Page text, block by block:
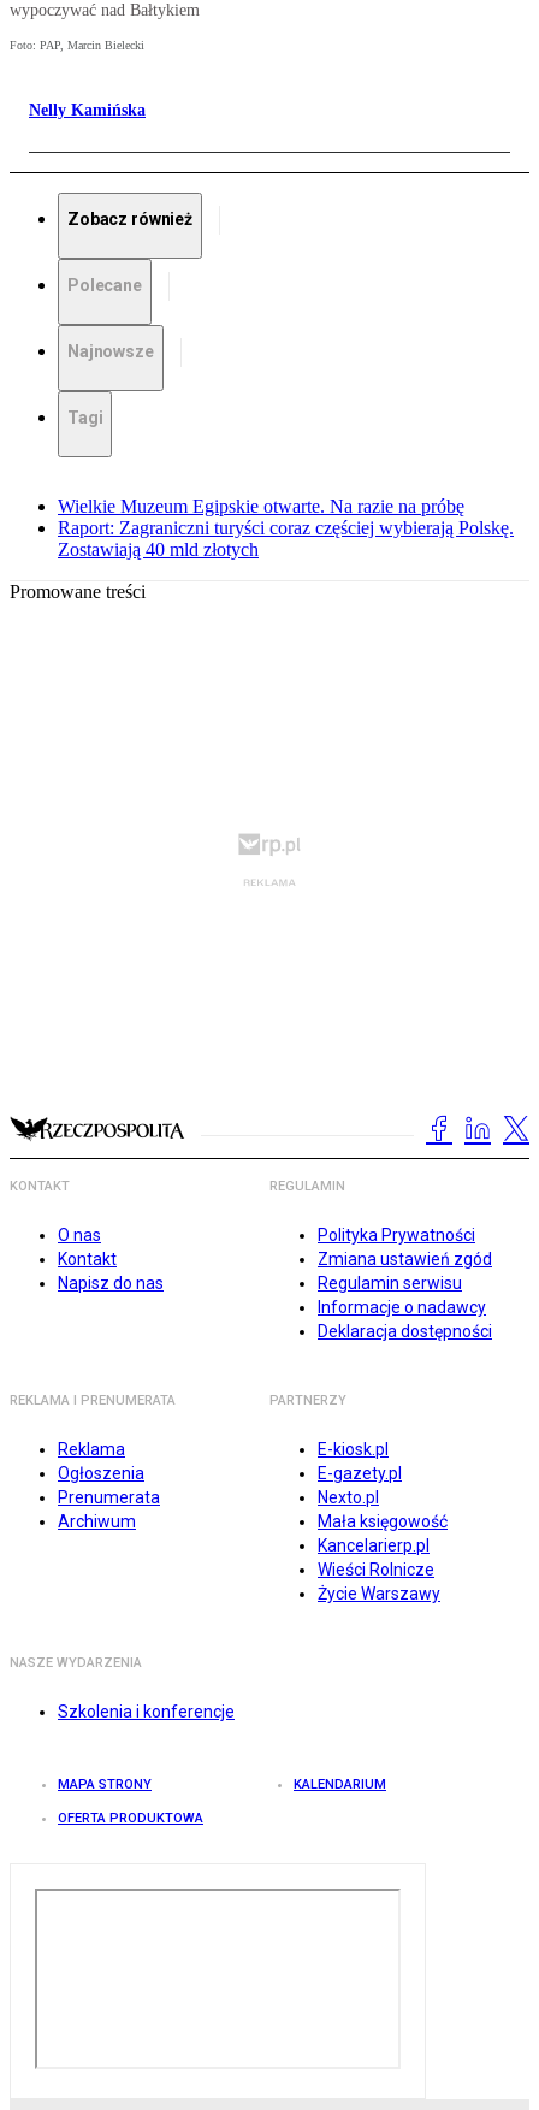
wypoczywać nad Bałtykiem
Foto: PAP, Marcin Bielecki
Nelly Kamińska
Zobacz również
Polecane
Najnowsze
Tagi
Wielkie Muzeum Egipskie otwarte. Na razie na próbę
Raport: Zagraniczni turyści coraz częściej wybierają Polskę.
Zostawiają 40 mld złotych
Promowane treści
KONTAKT
O nas
Kontakt
Napisz do nas
REGULAMIN
Polityka Prywatności
Zmiana ustawień zgód
Regulamin serwisu
Informacje o nadawcy
Deklaracja dostępności
REKLAMA I PRENUMERATA
Reklama
Ogłoszenia
Prenumerata
Archiwum
PARTNERZY
E-kiosk.pl
E-gazety.pl
Nexto.pl
Mała księgowość
Kancelarierp.pl
Wieści Rolnicze
Życie Warszawy
NASZE WYDARZENIA
Szkolenia i konferencje
MAPA STRONY KALENDARIUM
OFERTA PRODUKTOWA